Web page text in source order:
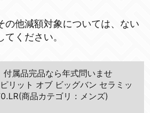
の他減額対象については、ない
ください。
属品完品なら年式問いませ
リット オブ ビッグバン セラミッ
商品カテゴリ：メンズ)